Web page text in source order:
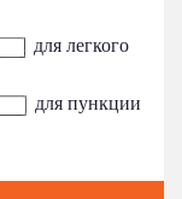
для легкого
для пункции